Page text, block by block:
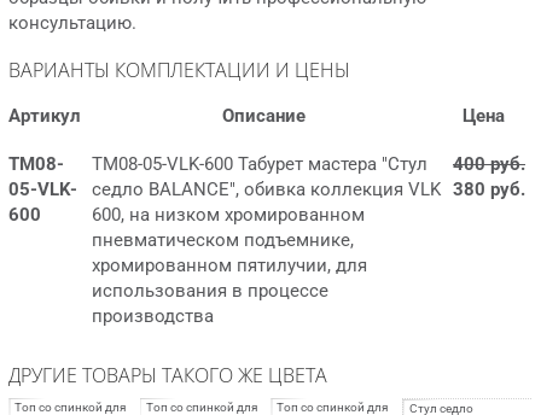
консультацию.
ВАРИАНТЫ КОМПЛЕКТАЦИИ И ЦЕНЫ
Артикул Описание Цена
ТМ08-
05-VLK-
600
ТМ08-05-VLK-600 Табурет мастера "Стул
седло BALANCE", обивка коллекция VLK
600, на низком хромированном
пневматическом подъемнике,
хромированном пятилучии, для
использования в процессе
производства
400 руб.
380 руб.
ДРУГИЕ ТОВАРЫ ТАКОГО ЖЕ ЦВЕТА